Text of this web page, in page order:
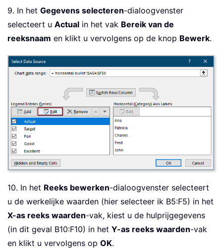
9. In het Gegevens selecteren-dialoogvenster
selecteert u Actual in het vak Bereik van de
reeksnaam en klikt u vervolgens op de knop Bewerk.
10. In het Reeks bewerken-dialoogvenster selecteert
u de werkelijke waarden (hier selecteer ik B5:F5) in het
X-as reeks waarden-vak, kiest u de hulprijgegevens
(in dit geval B10:F10) in het Y-as reeks waarden-vak
en klikt u vervolgens op OK.